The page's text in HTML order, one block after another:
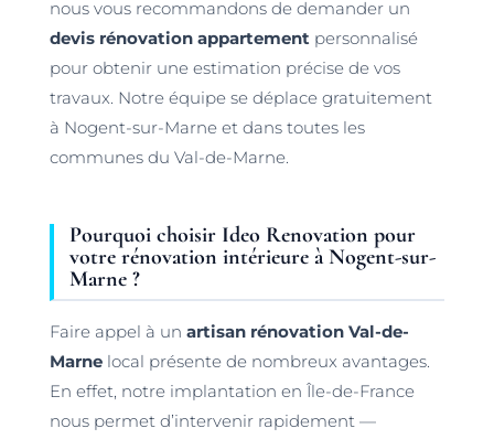
nous vous recommandons de demander un
devis rénovation appartementpersonnalisé
pour obtenir une estimation précise de vos
travaux. Notre équipe se déplace gratuitement
à Nogent-sur-Marne et dans toutes les
communes du Val-de-Marne.
Pourquoi choisir Ideo Renovation pour
votre rénovation intérieure à Nogent-sur-
Marne ?
Faire appel à un artisan rénovation Val-de-
Marnelocal présente de nombreux avantages.
En effet, notre implantation en Île-de-France
nous permet d’intervenir rapidement —